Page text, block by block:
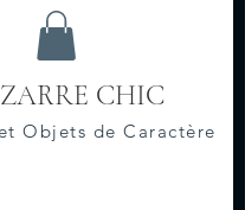
CHIC
Objets de Caractère